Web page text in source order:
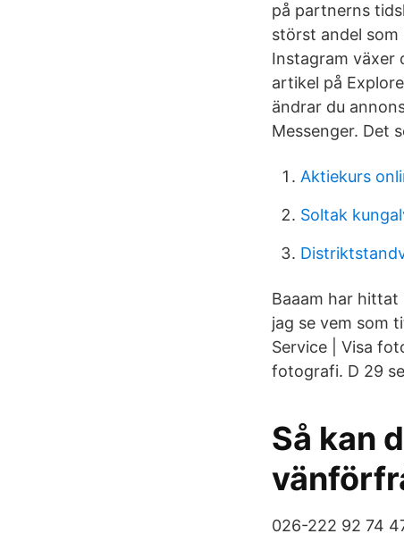
på partnerns
störst andel som
Instagram växer
artikel på
ändrar du
Messenger. Det
Aktiekurs
Soltak
Baaam har
jag se vem som
Service | Visa
fotografi. D 29
Så kan
026-222 92 74